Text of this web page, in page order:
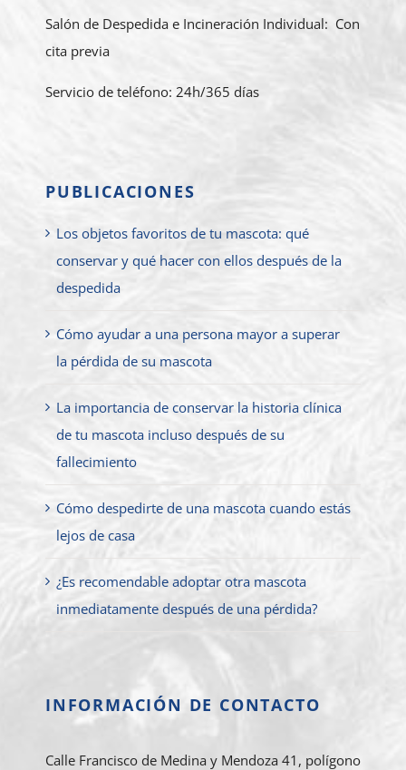
Salón de Despedida e Incineración Individual: Con
cita previa
Servicio de teléfono: 24h/365 días
PUBLICACIONES
Los objetos favoritos de tu mascota: qué
conservar y qué hacer con ellos después de la
despedida
Cómo ayudar a una persona mayor a superar
la pérdida de su mascota
La importancia de conservar la historia clínica
de tu mascota incluso después de su
fallecimiento
Cómo despedirte de una mascota cuando estás
lejos de casa
¿Es recomendable adoptar otra mascota
inmediatamente después de una pérdida?
INFORMACIÓN DE CONTACTO
Calle Francisco de Medina y Mendoza 41, polígono